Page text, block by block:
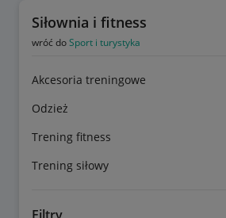
Siłownia i fitness
wróć doSport i turystyka
Akcesoria treningowe
Odzież
Trening fitness
Trening siłowy